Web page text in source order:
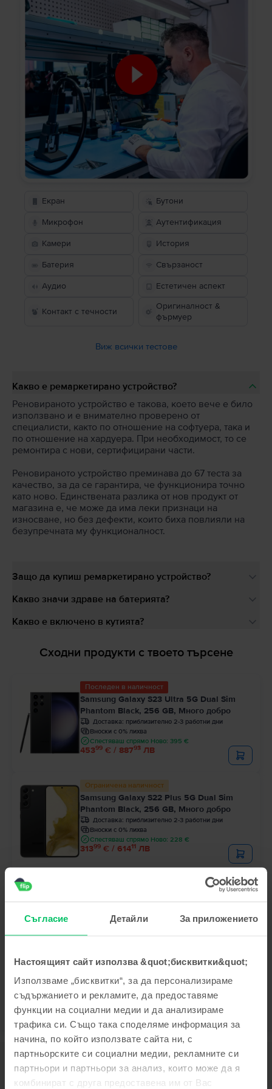
Съгласие Детайли За приложението
Настоящият сайт използва &quot;бисквитки&quot;
Използваме „бисквитки“, за да персонализираме
съдържанието и рекламите, да предоставяме
функции на социални медии и да анализираме
трафика си. Също така споделяме информация за
начина, по който използвате сайта ни, с
партньорските си социални медии, рекламните си
партньори и партньори за анализ, които може да я
комбинират с друга предоставена им от Вас
Екран Бутони
Микрофон Аутентификация
Камери История
Батерия Свързаност
Аудио Естетичен аспект
Контакт с течности
Оригиналност &
фърмуер
Виж всички тестове
Какво е ремаркетирано устройство?
Реновираното устройство е такова, което вече е било
използвано и е внимателно проверено от
специалисти, както по отношение на софтуера, така и
по отношение на хардуера. При необходимост, то се
ремонтира с нови, сертифицирани части.
Реновираното устройство преминава до 67 теста за
качество, за да се гарантира, че функционира точно
като ново. Единствената разлика от нов продукт от
магазина е, че може да има леки признаци на
износване, но без дефекти, които биха повлияли на
безупречната му функционалност.
Защо да купиш ремаркетирано устройство?
Какво значи здраве на батерията?
Какво е включено в кутията?
Сходни продукти с твоето търсене
Последен в наличност
Samsung Galaxy S23 Ultra 5G Dual Sim
Phantom Black, 256 GB, Много добро
Доставка: приблизително 2-3 работни дни
Вноски с 0% лихва
Спестяваш спрямо Ново: 395 €
45399 € / 88793 ЛВ
Ограничена наличност
Samsung Galaxy S22 Plus 5G Dual Sim
Phantom Black, 256 GB, Много добро
Доставка: приблизително 2-3 работни дни
Вноски с 0% лихва
Спестяваш спрямо Ново: 228 €
31399 € / 61411 ЛВ
Доставка: приблизително 2-3 работни дни
Описание
Мобилен телефон Samsung Galaxy S24 Ultra 5G Dual Sim, Titanium
Grey, 512 GB, Като нов